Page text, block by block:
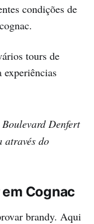
condições de
tours de
experiências
Boulevard Denfert
através do
Cognac
brandy. Aqui